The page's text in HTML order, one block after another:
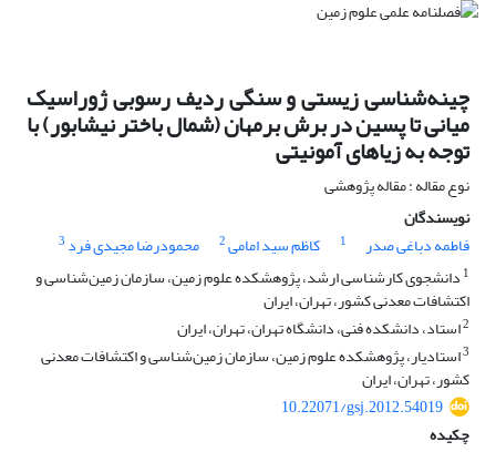
چینه‌شناسی زیستی و سنگی ردیف رسوبی ژوراسیک
میانی تا پسین در برش برمهان (شمال باختر نیشابور) با
توجه به زیاهای آمونیتی
نوع مقاله : مقاله پژوهشی
نویسندگان
فاطمه دباغی صدر
1 کاظم سید امامی2 محمودرضا مجیدی فرد 3
1 دانشجوی کارشناسی ارشد، پژوهشکده علوم زمین، سازمان زمین‌شناسی و
اکتشافات معدنی کشور، تهران، ایران
2استاد، دانشکده فنی، دانشگاه تهران، تهران، ایران
3استادیار، پژوهشکده علوم زمین، سازمان زمین‌شناسی و اکتشافات معدنی
کشور، تهران، ایران
10.22071/gsj.2012.54019
چکیده